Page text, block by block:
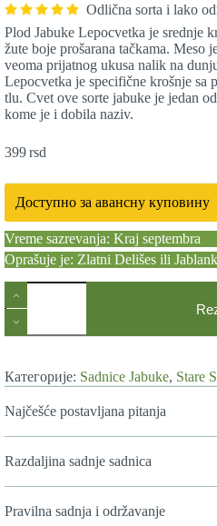
Odlična sorta i lako
Plod Jabuke Lepocvetka je srednje
žute boje prošarana tačkama. Meso
veoma prijatnog ukusa nalik na
Lepocvetka je specifične krošnje sa
tlu. Cvet ove sorte jabuke je jedan
kome je i dobila naziv.
399rsd
Доступно за авансну куповину
Vreme sazrevanja: Kraj septembra
Oprašuje je: Zlatni Delišes ili
Stare
Sadnica
Jabuke
Категорије: Sadnice Jabuke, Stare
Najčešće postavljana pitanja
Razdaljina sadnje sadnica
Pravilna sadnja i održavanje